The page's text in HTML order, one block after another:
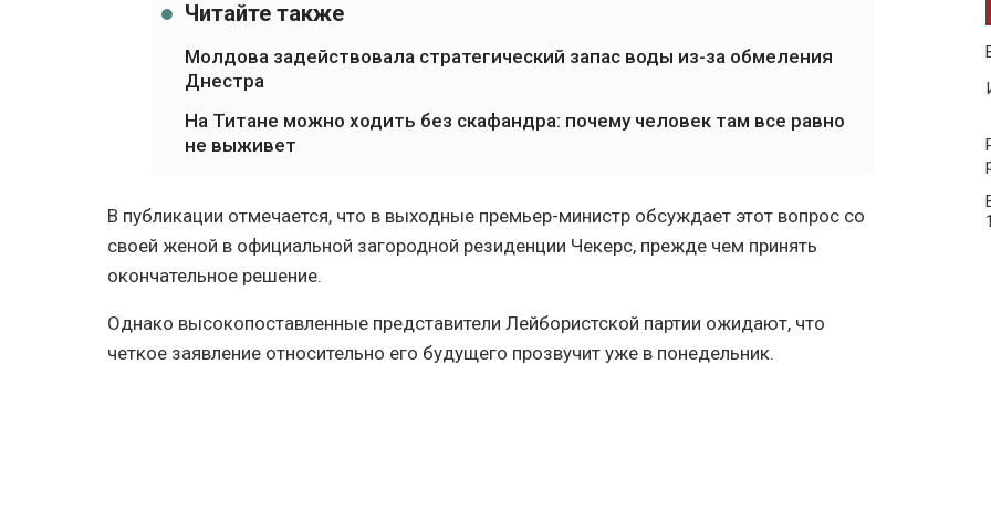
Читайте также
Молдова задействовала стратегический запас воды из-за обмеления
Днестра
На Титане можно ходить без скафандра: почему человек там все равно
не выживет
В публикации отмечается, что в выходные премьер-министр обсуждает этот вопрос со
своей женой в официальной загородной резиденции Чекерс, прежде чем принять
окончательное решение.
Однако высокопоставленные представители Лейбористской партии ожидают, что
четкое заявление относительно его будущего прозвучит уже в понедельник.